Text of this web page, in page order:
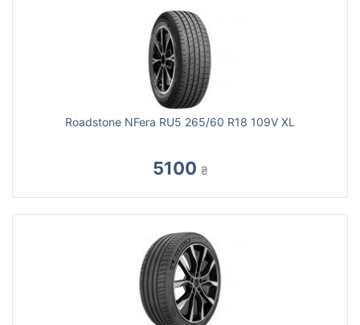
Roadstone NFera RU5 265/60 R18 109V XL
5100 ₴